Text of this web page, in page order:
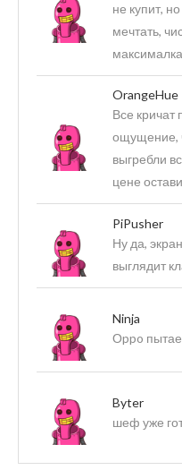
не купит,
мечтать,
OrangeHue
Все кричат
ощущение,
выгребли
цене
PiPusher
Ну да,
выглядит
Ninja
Оppo
Byter
шеф уже